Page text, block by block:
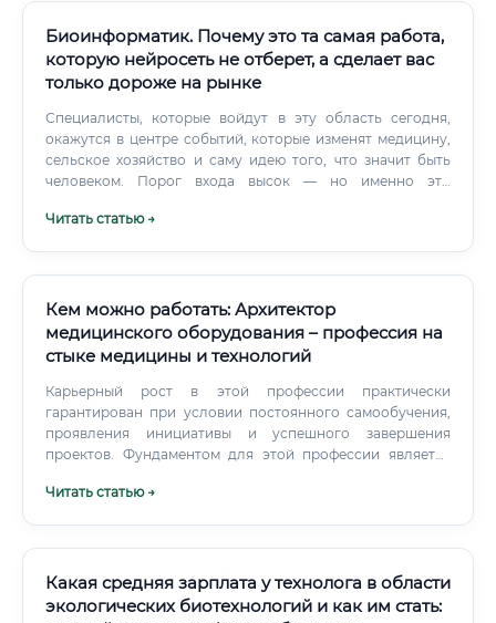
Биоинформатик. Почему это та самая работа,
которую нейросеть не отберет, а сделает вас
только дороже на рынке
Специалисты, которые войдут в эту область сегодня,
окажутся в центре событий, которые изменят медицину,
сельское хозяйство и саму идею того, что значит быть
человеком. Порог входа высок — но именно это
профессии или только начинаете путь —
Читать статью →
Кем можно работать: Архитектор
медицинского оборудования – профессия на
стыке медицины и технологий
Карьерный рост в этой профессии практически
гарантирован при условии постоянного самообучения,
проявления инициативы и успешного завершения
проектов. Фундаментом для этой профессии является
направления: "Биотехнические системы и технологии"
Читать статью →
Какая средняя зарплата у технолога в области
экологических биотехнологий и как им стать: